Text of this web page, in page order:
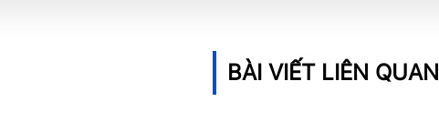
BÀI VIẾT LIÊN QUAN